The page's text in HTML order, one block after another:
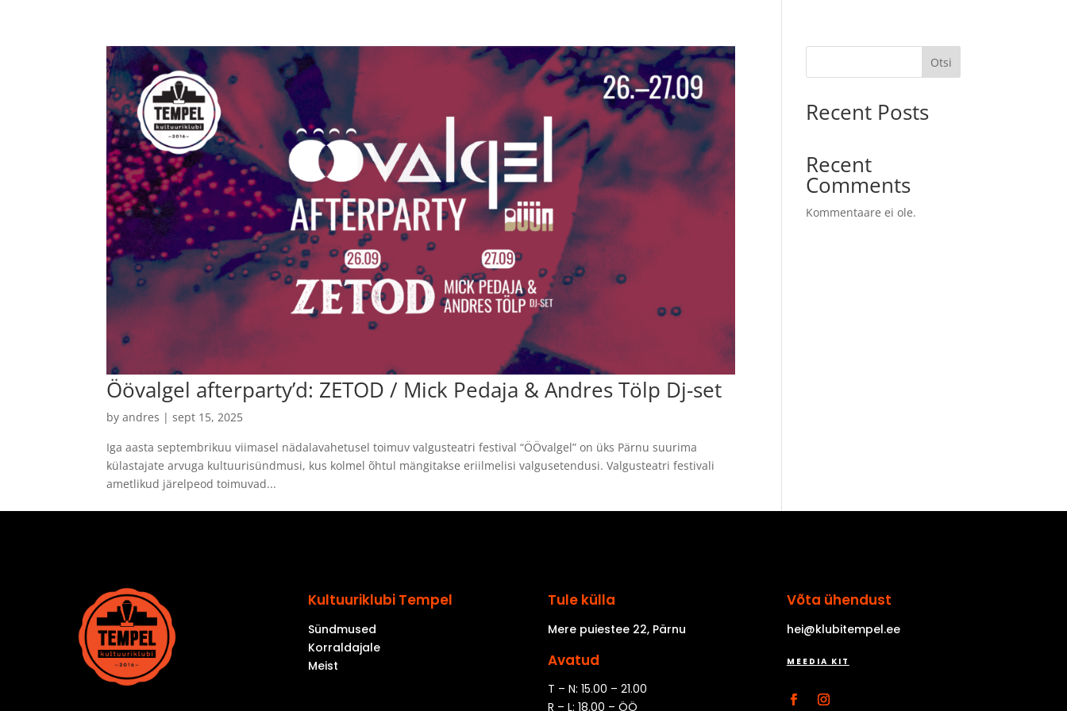
Öövalgel afterparty’d: ZETOD / Mick Pedaja & Andres Tölp Dj-set
byandres |sept 15, 2025
Iga aasta septembrikuu viimasel nädalavahetusel toimuv valgusteatri festival “ÖÖvalgel” on üks Pärnu suurima
külastajate arvuga kultuurisündmusi, kus kolmel õhtul mängitakse eriilmelisi valgusetendusi. Valgusteatri festivali
ametlikud järelpeod toimuvad...
Otsi
Recent Posts
Recent
Comments
Kommentaare ei ole.
Kultuuriklubi Tempel
Sündmused
Korraldajale
Meist
Tule külla
Mere puiestee 22, Pärnu
Avatud
T – N: 15.00 – 21.00
R – L: 18.00 – ÖÖ
Võta ühendust
hei@klubitempel.ee
MEEDIA KIT